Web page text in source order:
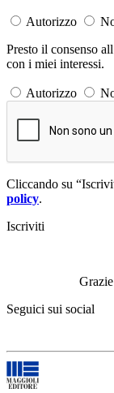
Autorizzo
Presto il consenso
con i miei interessi.
Autorizzo
Cliccando su
policy.
Iscriviti
Seguici sui social